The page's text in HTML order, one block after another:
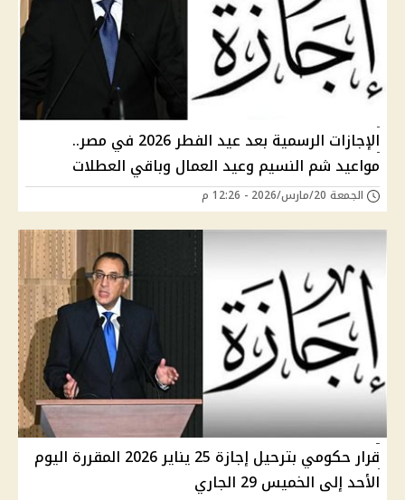
الإجازات الرسمية بعد عيد الفطر 2026 في مصر..
مواعيد شم النسيم وعيد العمال وباقي العطلات
الجمعة 20/مارس/2026 - 12:26 م
قرار حكومي بترحيل إجازة 25 يناير 2026 المقررة اليوم
الأحد إلى الخميس 29 الجاري